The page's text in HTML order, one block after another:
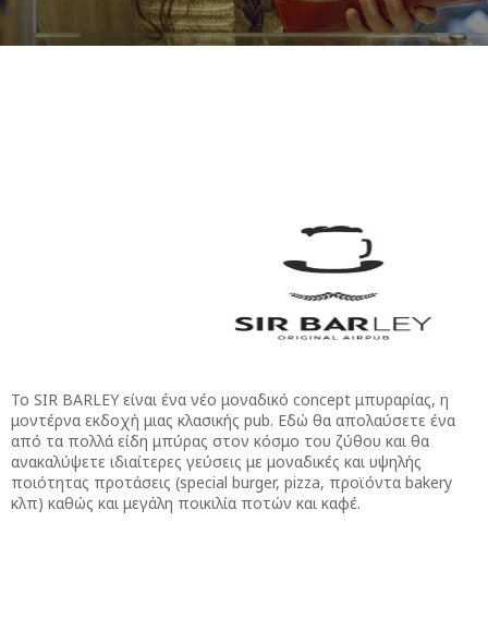
Το SIR BARLEY είναι ένα νέο μοναδικό concept μπυραρίας, η
μοντέρνα εκδοχή μιας κλασικής pub. Εδώ θα απολαύσετε ένα
από τα πολλά είδη μπύρας στον κόσμο του ζύθου και θα
ανακαλύψετε ιδιαίτερες γεύσεις με μοναδικές και υψηλής
ποιότητας προτάσεις (special burger, pizza, προϊόντα bakery
κλπ) καθώς και μεγάλη ποικιλία ποτών και καφέ.